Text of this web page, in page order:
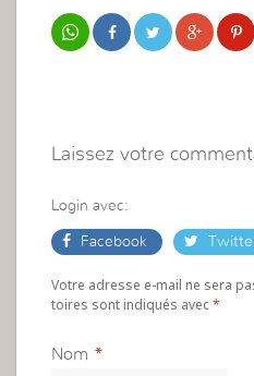
Laissez votre
Login avec:
Facebook
Votre adresse e-mail ne sera
toires sont indiqués avec*
Nom *